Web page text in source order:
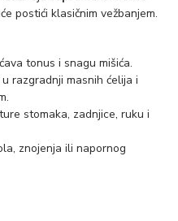
postići klasičnim vežbanjem.
tonus i snagu mišića.
u razgradnji masnih ćelija i
stomaka, zadnjice, ruku i
znojenja ili napornog